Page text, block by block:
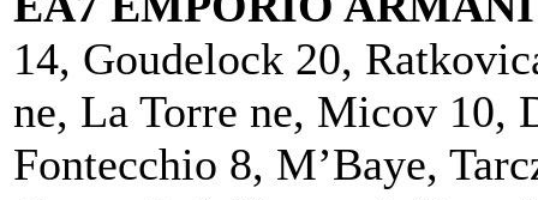
14, Goudelock 20,
ne, La Torre ne, Micov 10,
Fontecchio 8, M’Baye,